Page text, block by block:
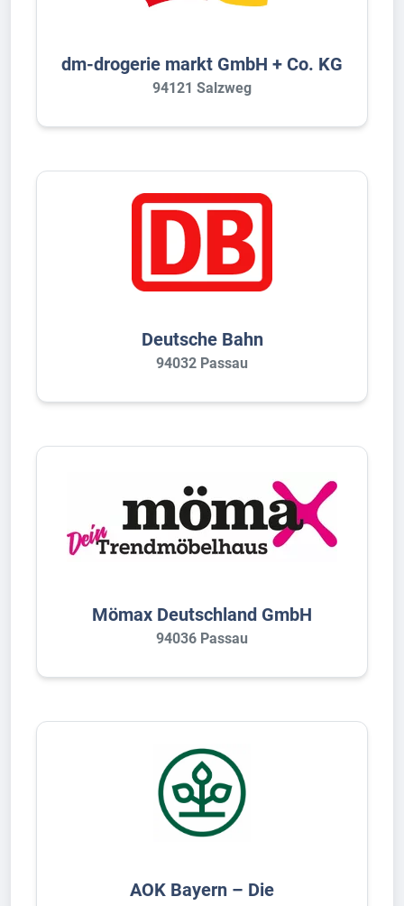
dm-drogerie markt GmbH + Co. KG
94121 Salzweg
Deutsche Bahn
94032 Passau
Mömax Deutschland GmbH
94036 Passau
AOK Bayern – Die